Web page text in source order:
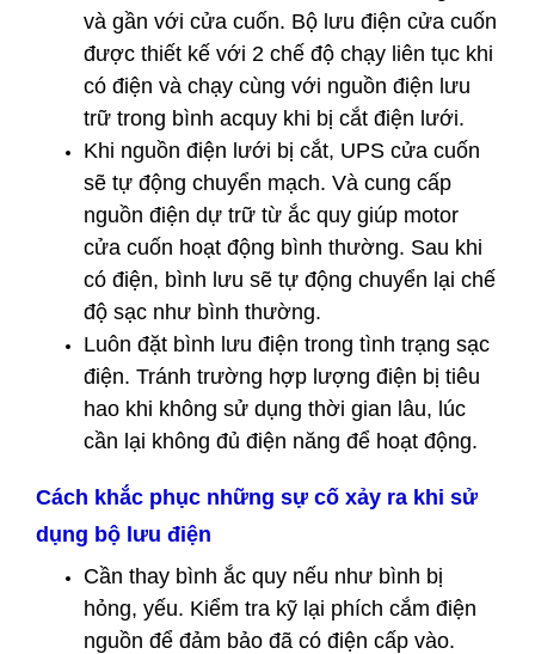
và gần với cửa cuốn. Bộ lưu điện cửa cuốn
được thiết kế với 2 chế độ chạy liên tục khi
có điện và chạy cùng với nguồn điện lưu
trữ trong bình acquy khi bị cắt điện lưới.
Khi nguồn điện lưới bị cắt, UPS cửa cuốn
sẽ tự động chuyển mạch. Và cung cấp
nguồn điện dự trữ từ ắc quy giúp motor
cửa cuốn hoạt động bình thường. Sau khi
có điện, bình lưu sẽ tự động chuyển lại chế
độ sạc như bình thường.
Luôn đặt bình lưu điện trong tình trạng sạc
điện. Tránh trường hợp lượng điện bị tiêu
hao khi không sử dụng thời gian lâu, lúc
cần lại không đủ điện năng để hoạt động.
Cách khắc phục những sự cố xảy ra khi sử
dụng bộ lưu điện
Cần thay bình ắc quy nếu như bình bị
hỏng, yếu. Kiểm tra kỹ lại phích cắm điện
nguồn để đảm bảo đã có điện cấp vào.